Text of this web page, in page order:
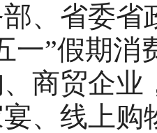
、省委省
一”假期
商贸企业
、线上购